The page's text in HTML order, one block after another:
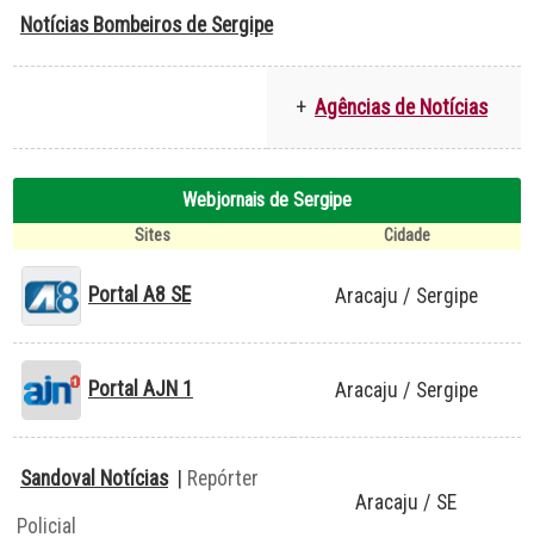
Notícias Bombeiros de Sergipe
+ Agências de Notícias
Webjornais de Sergipe
Sites Cidade
Portal A8 SE Aracaju / Sergipe
Portal AJN 1 Aracaju / Sergipe
Sandoval Notícias
Repórter
Policial
Aracaju / SE